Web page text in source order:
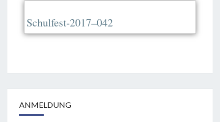
Schulfest-2017–042
ANMELDUNG